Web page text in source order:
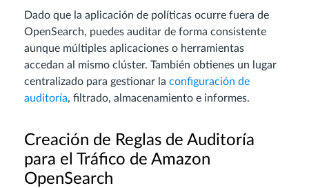
Dado que la aplicación de políticas ocurre fuera de
OpenSearch, puedes auditar de forma consistente
aunque múltiples aplicaciones o herramientas
accedan al mismo clúster. También obtienes un lugar
centralizado para gestionar la configuración de
auditoría, filtrado, almacenamiento e informes.
Creación de Reglas de Auditoría
para el Tráfico de Amazon
OpenSearch